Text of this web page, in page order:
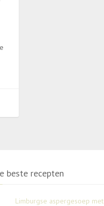
beste recepten
Limburgse aspergesoep met